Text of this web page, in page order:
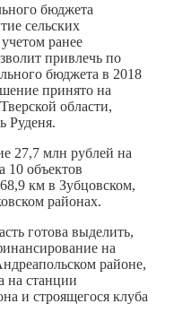
бюджета
сельских
ранее
привлечь по
бюджета в 2018
принято на
области,
Руденя.
27,7 млн рублей на
10 объектов
км в Зубцовском,
районах.
готова выделить,
на
районе,
на станции
и строящегося клуба